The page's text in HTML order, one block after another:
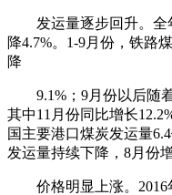
发运量逐步回升。全
降4.7%。1-9月份，铁路
降
9.1%；9月份以后随着
其中11月份同比增长
国主要港口煤炭发运量
发运量持续下降，8月份
价格明显上涨。2016